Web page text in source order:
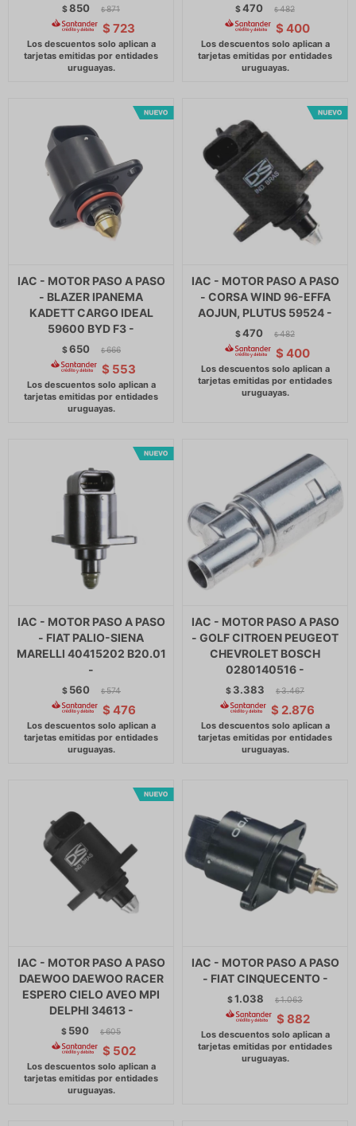
$850 $ 871
$ 723
$470 $ 482
$ 400
IAC - MOTOR PASO A PASO
- BLAZER IPANEMA
KADETT CARGO IDEAL
59600 BYD F3 -
$650 $ 666
$ 553
IAC - MOTOR PASO A PASO
- CORSA WIND 96-EFFA
AOJUN, PLUTUS 59524 -
$470 $ 482
$ 400
IAC - MOTOR PASO A PASO
- FIAT PALIO-SIENA
MARELLI 40415202 B20.01
-
$ 560 $ 574
$ 476
IAC - MOTOR PASO A PASO
- GOLF CITROEN PEUGEOT
CHEVROLET BOSCH
0280140516 -
$ 3.383 $ 3.467
$ 2.876
IAC - MOTOR PASO A PASO
DAEWOO DAEWOO RACER
ESPERO CIELO AVEO MPI
DELPHI 34613 -
$ 590 $ 605
$ 502
IAC - MOTOR PASO A PASO
- FIAT CINQUECENTO -
$1.038 $ 1.063
$ 882